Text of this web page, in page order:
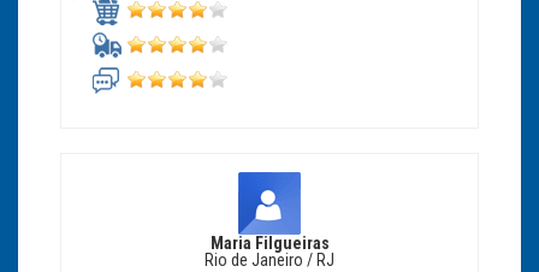
Maria Filgueiras
Rio de Janeiro / RJ